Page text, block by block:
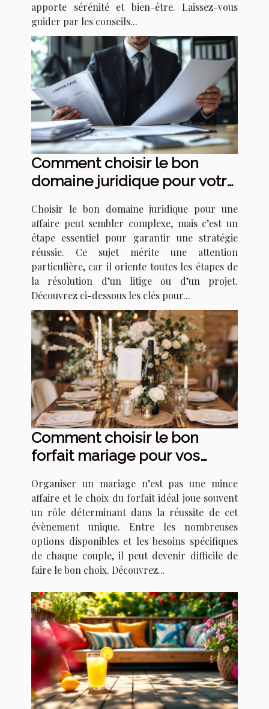
apporte sérénité et bien-être. Laissez-vous
guider par les conseils...
Comment choisir le bon
domaine juridique pour votre
Choisir le bon domaine juridique pour une
affaire peut sembler complexe, mais c’est un
étape essentiel pour garantir une stratégie
réussie. Ce sujet mérite une attention
particulière, car il oriente toutes les étapes de
la résolution d’un litige ou d’un projet.
Découvrez ci-dessous les clés pour...
Comment choisir le bon
forfait mariage pour vos
Organiser un mariage n’est pas une mince
affaire et le choix du forfait idéal joue souvent
un rôle déterminant dans la réussite de cet
évènement unique. Entre les nombreuses
options disponibles et les besoins spécifiques
de chaque couple, il peut devenir difficile de
faire le bon choix. Découvrez...